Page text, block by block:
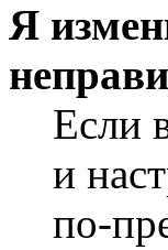
Я
Если
и
по-